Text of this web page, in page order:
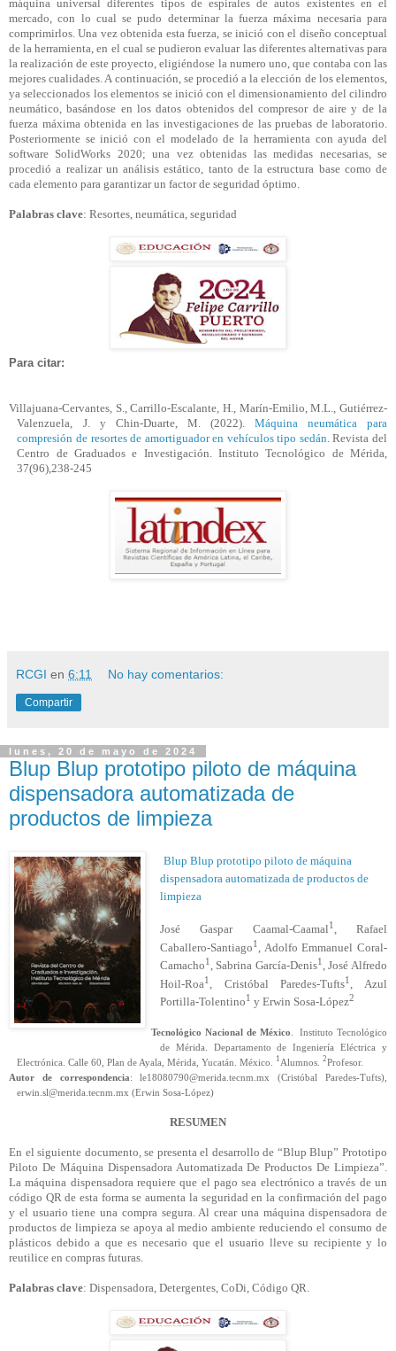
máquina universal diferentes tipos de espirales de autos existentes en el
mercado, con lo cual se pudo determinar la fuerza máxima necesaria para
comprimirlos. Una vez obtenida esta fuerza, se inició con el diseño conceptual
de la herramienta, en el cual se pudieron evaluar las diferentes alternativas para
la realización de este proyecto, eligiéndose la numero uno, que contaba con las
mejores cualidades. A continuación, se procedió a la elección de los elementos,
ya seleccionados los elementos se inició con el dimensionamiento del cilindro
neumático, basándose en los datos obtenidos del compresor de aire y de la
fuerza máxima obtenida en las investigaciones de las pruebas de laboratorio.
Posteriormente se inició con el modelado de la herramienta con ayuda del
software SolidWorks 2020; una vez obtenidas las medidas necesarias, se
procedió a realizar un análisis estático, tanto de la estructura base como de
cada elemento para garantizar un factor de seguridad óptimo.
Palabras clave: Resortes, neumática, seguridad
Para citar:
Villajuana-Cervantes, S., Carrillo-Escalante, H., Marín-Emilio, M.L., Gutiérrez-
Valenzuela, J. y Chin-Duarte, M. (2022). Máquina neumática para
compresión de resortes de amortiguador en vehículos tipo sedán . Revista del
Centro de Graduados e Investigación. Instituto Tecnológico de Mérida,
37(96),238-245
RCGI en 6:11 No hay comentarios:
Compartir
lunes, 20 de mayo de 2024
Blup Blup prototipo piloto de máquina
dispensadora automatizada de
productos de limpieza
Blup Blup prototipo piloto de máquina
dispensadora automatizada de productos de
limpieza
José Gaspar Caamal-Caamal1 , Rafael
Caballero-Santiago1 , Adolfo Emmanuel Coral-
Camacho1 , Sabrina García-Denis1 , José Alfredo
Hoil-Roa1 , Cristóbal Paredes-Tufts1
, Azul
Portilla-Tolentino1 y Erwin Sosa-López2
Tecnológico Nacional de México. Instituto Tecnológico
de Mérida. Departamento de Ingeniería Eléctrica y
Electrónica. Calle 60, Plan de Ayala, Mérida, Yucatán. México. 1Alumnos.2Profesor.
Autor de correspondencia: le18080790@merida.tecnm.mx (Cristóbal Paredes-Tufts),
erwin.sl@merida.tecnm.mx (Erwin Sosa-López)
RESUMEN
En el siguiente documento, se presenta el desarrollo de “Blup Blup” Prototipo
Piloto De Máquina Dispensadora Automatizada De Productos De Limpieza”.
La máquina dispensadora requiere que el pago sea electrónico a través de un
código QR de esta forma se aumenta la seguridad en la confirmación del pago
y el usuario tiene una compra segura. Al crear una máquina dispensadora de
productos de limpieza se apoya al medio ambiente reduciendo el consumo de
plásticos debido a que es necesario que el usuario lleve su recipiente y lo
reutilice en compras futuras.
Palabras clave: Dispensadora, Detergentes, CoDi, Código QR.